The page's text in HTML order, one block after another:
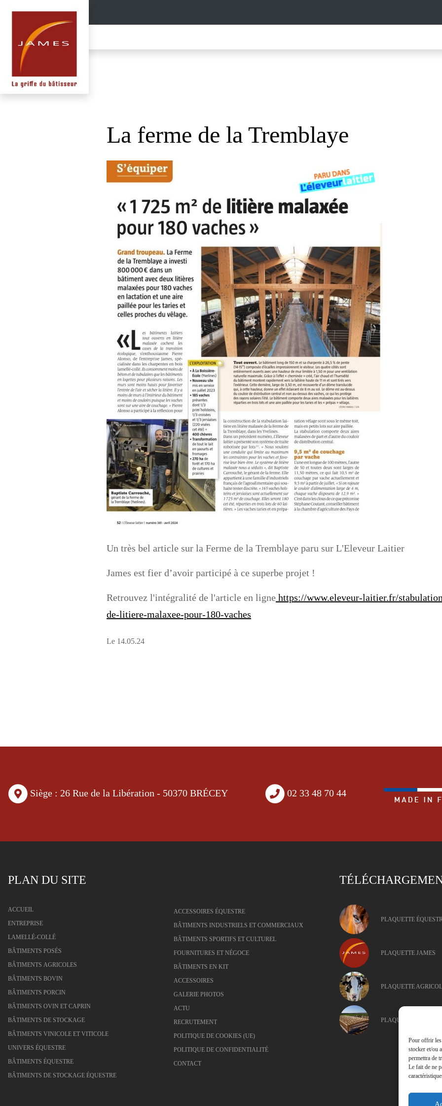
Pour offrir les
stocker et/ou
permettra de
Le fait de ne
La ferme de la Tremblaye
Un très bel article sur la Ferme de la Tremblaye paru sur L'Eleveur Laitier
James est fier d’avoir participé à ce superbe projet !
Retrouvez l'intégralité de l'article en ligne https://www.eleveur-laitier.fr/
de-litiere-malaxee-pour-180-vaches
Le 14.05.24
Siège : 26 Rue de la Libération - 50370 BRÉCEY 02 33 48 70 44
PLAN DU SITE
ACCUEIL
ENTREPRISE
LAMELLÉ-COLLÉ
BÂTIMENTS POSÉS
BÂTIMENTS AGRICOLES
BÂTIMENTS BOVIN
BÂTIMENTS PORCIN
BÂTIMENTS OVIN ET CAPRIN
BÂTIMENTS DE STOCKAGE
BÂTIMENTS VINICOLE ET VITICOLE
UNIVERS ÉQUESTRE
BÂTIMENTS ÉQUESTRE
BÂTIMENTS DE STOCKAGE ÉQUESTRE
ACCESSOIRES ÉQUESTRE
BÂTIMENTS INDUSTRIELS ET COMMERCIAUX
BÂTIMENTS SPORTIFS ET CULTUREL
FOURNITURES ET NÉGOCE
BÂTIMENTS EN KIT
ACCESSOIRES
GALERIE PHOTOS
ACTU
RECRUTEMENT
POLITIQUE DE COOKIES (UE)
POLITIQUE DE CONFIDENTIALITÉ
CONTACT
PLAQUETTE
PLAQUETTE JAMES
PLAQUETTE
PLAQUETTE